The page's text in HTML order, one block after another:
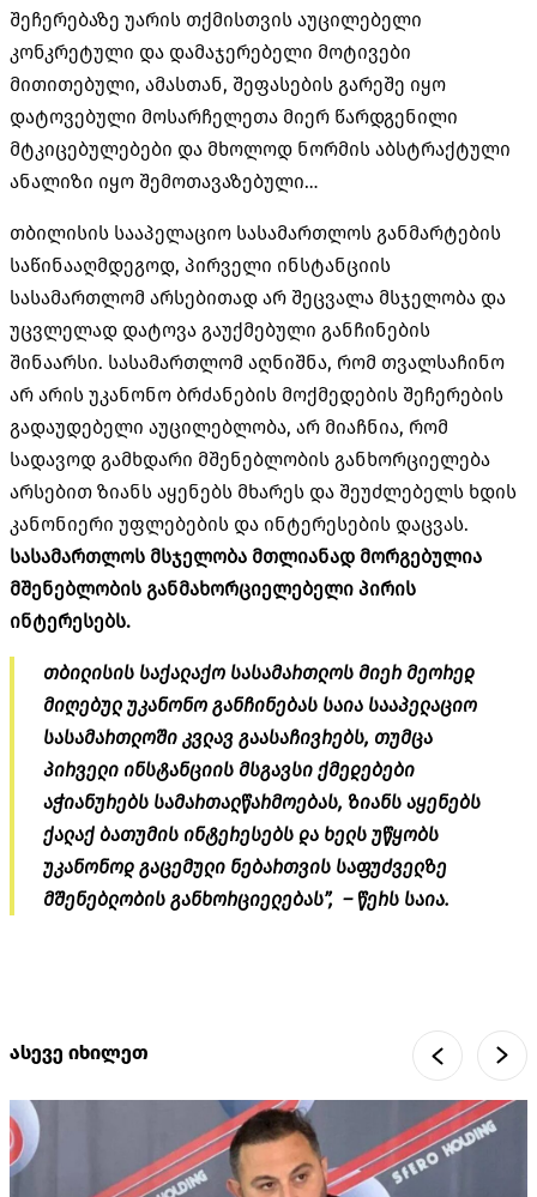
შეჩერებაზე უარის თქმისთვის აუცილებელი
კონკრეტული და დამაჯერებელი მოტივები
მითითებული, ამასთან, შეფასების გარეშე იყო
დატოვებული მოსარჩელეთა მიერ წარდგენილი
მტკიცებულებები და მხოლოდ ნორმის აბსტრაქტული
ანალიზი იყო შემოთავაზებული…
თბილისის სააპელაციო სასამართლოს განმარტების
საწინააღმდეგოდ, პირველი ინსტანციის
სასამართლომ არსებითად არ შეცვალა მსჯელობა და
უცვლელად დატოვა გაუქმებული განჩინების
შინაარსი. სასამართლომ აღნიშნა, რომ თვალსაჩინო
არ არის უკანონო ბრძანების მოქმედების შეჩერების
გადაუდებელი აუცილებლობა, არ მიაჩნია, რომ
სადავოდ გამხდარი მშენებლობის განხორციელება
არსებით ზიანს აყენებს მხარეს და შეუძლებელს ხდის
კანონიერი უფლებების და ინტერესების დაცვას.
სასამართლოს მსჯელობა მთლიანად მორგებულია
მშენებლობის განმახორციელებელი პირის
ინტერესებს.
თბილისის საქალაქო სასამართლოს მიერ მეორედ
მიღებულ უკანონო განჩინებას საია სააპელაციო
სასამართლოში კვლავ გაასაჩივრებს, თუმცა
პირველი ინსტანციის მსგავსი ქმედებები
აჭიანურებს სამართალწარმოებას, ზიანს აყენებს
ქალაქ ბათუმის ინტერესებს და ხელს უწყობს
უკანონოდ გაცემული ნებართვის საფუძველზე
მშენებლობის განხორციელებას”, – წერს საია.
ასევე იხილეთ